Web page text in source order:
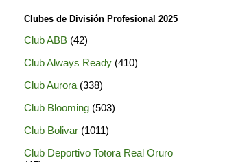
Clubes de División Profesional 2025
Club ABB (42)
Club Always Ready (410)
Club Aurora (338)
Club Blooming (503)
Club Bolivar (1011)
Club Deportivo Totora Real Oruro